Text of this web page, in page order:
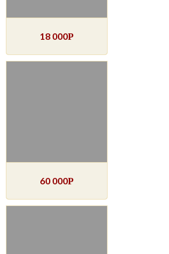
18 000Р
60 000Р